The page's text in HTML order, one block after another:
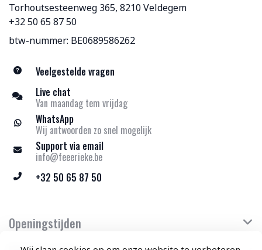
Torhoutsesteenweg 365, 8210 Veldegem
+32 50 65 87 50
btw-nummer: BE0689586262
Veelgestelde vragen
Live chat
Van maandag tem vrijdag
WhatsApp
Wij antwoorden zo snel mogelijk
Support via email
info@feeerieke.be
+32 50 65 87 50
Openingstijden